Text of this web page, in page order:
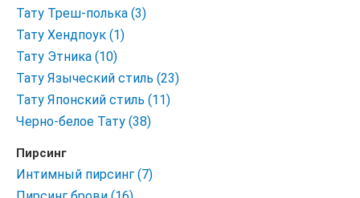
Тату Треш-полька (3)
Тату Хендпоук (1)
Тату Этника (10)
Тату Языческий стиль (23)
Тату Японский стиль (11)
Черно-белое Тату (38)
Пирсинг
Интимный пирсинг (7)